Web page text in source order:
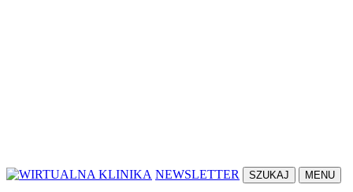
NEWSLETTER SZUKAJ MENU